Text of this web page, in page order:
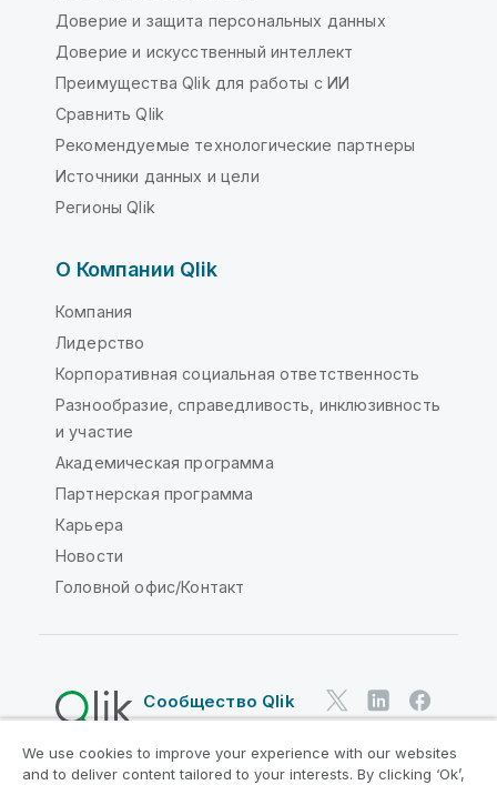
Доверие и защита персональных данных
Доверие и искусственный интеллект
Преимущества Qlik для работы с ИИ
Сравнить Qlik
Рекомендуемые технологические партнеры
Источники данных и цели
Регионы Qlik
О Компании Qlik
Компания
Лидерство
Корпоративная социальная ответственность
Разнообразие, справедливость, инклюзивность
и участие
Академическая программа
Партнерская программа
Карьера
Новости
Головной офис/Контакт
Сообщество Qlik
Юридические соглашения
We use cookies to improve your experience with our websites
and to deliver content tailored to your interests. By clicking ‘Ok’,